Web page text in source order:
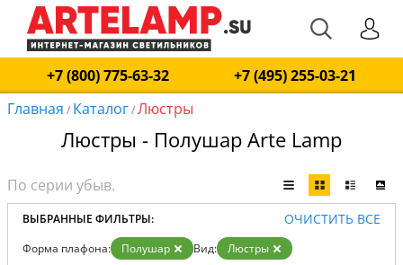
+7 (800) 775-63-32
+7 (495) 255-03-21
Главная / Каталог/Люстры
Люстры - Полушар Arte Lamp
ВЫБРАННЫЕ ФИЛЬТРЫ: ОЧИСТИТЬ ВСЕ
Форма плафона: Полушар Вид: Люстры